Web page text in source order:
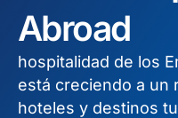
Abroad
hospitalidad de los
está creciendo a un
hoteles y destinos